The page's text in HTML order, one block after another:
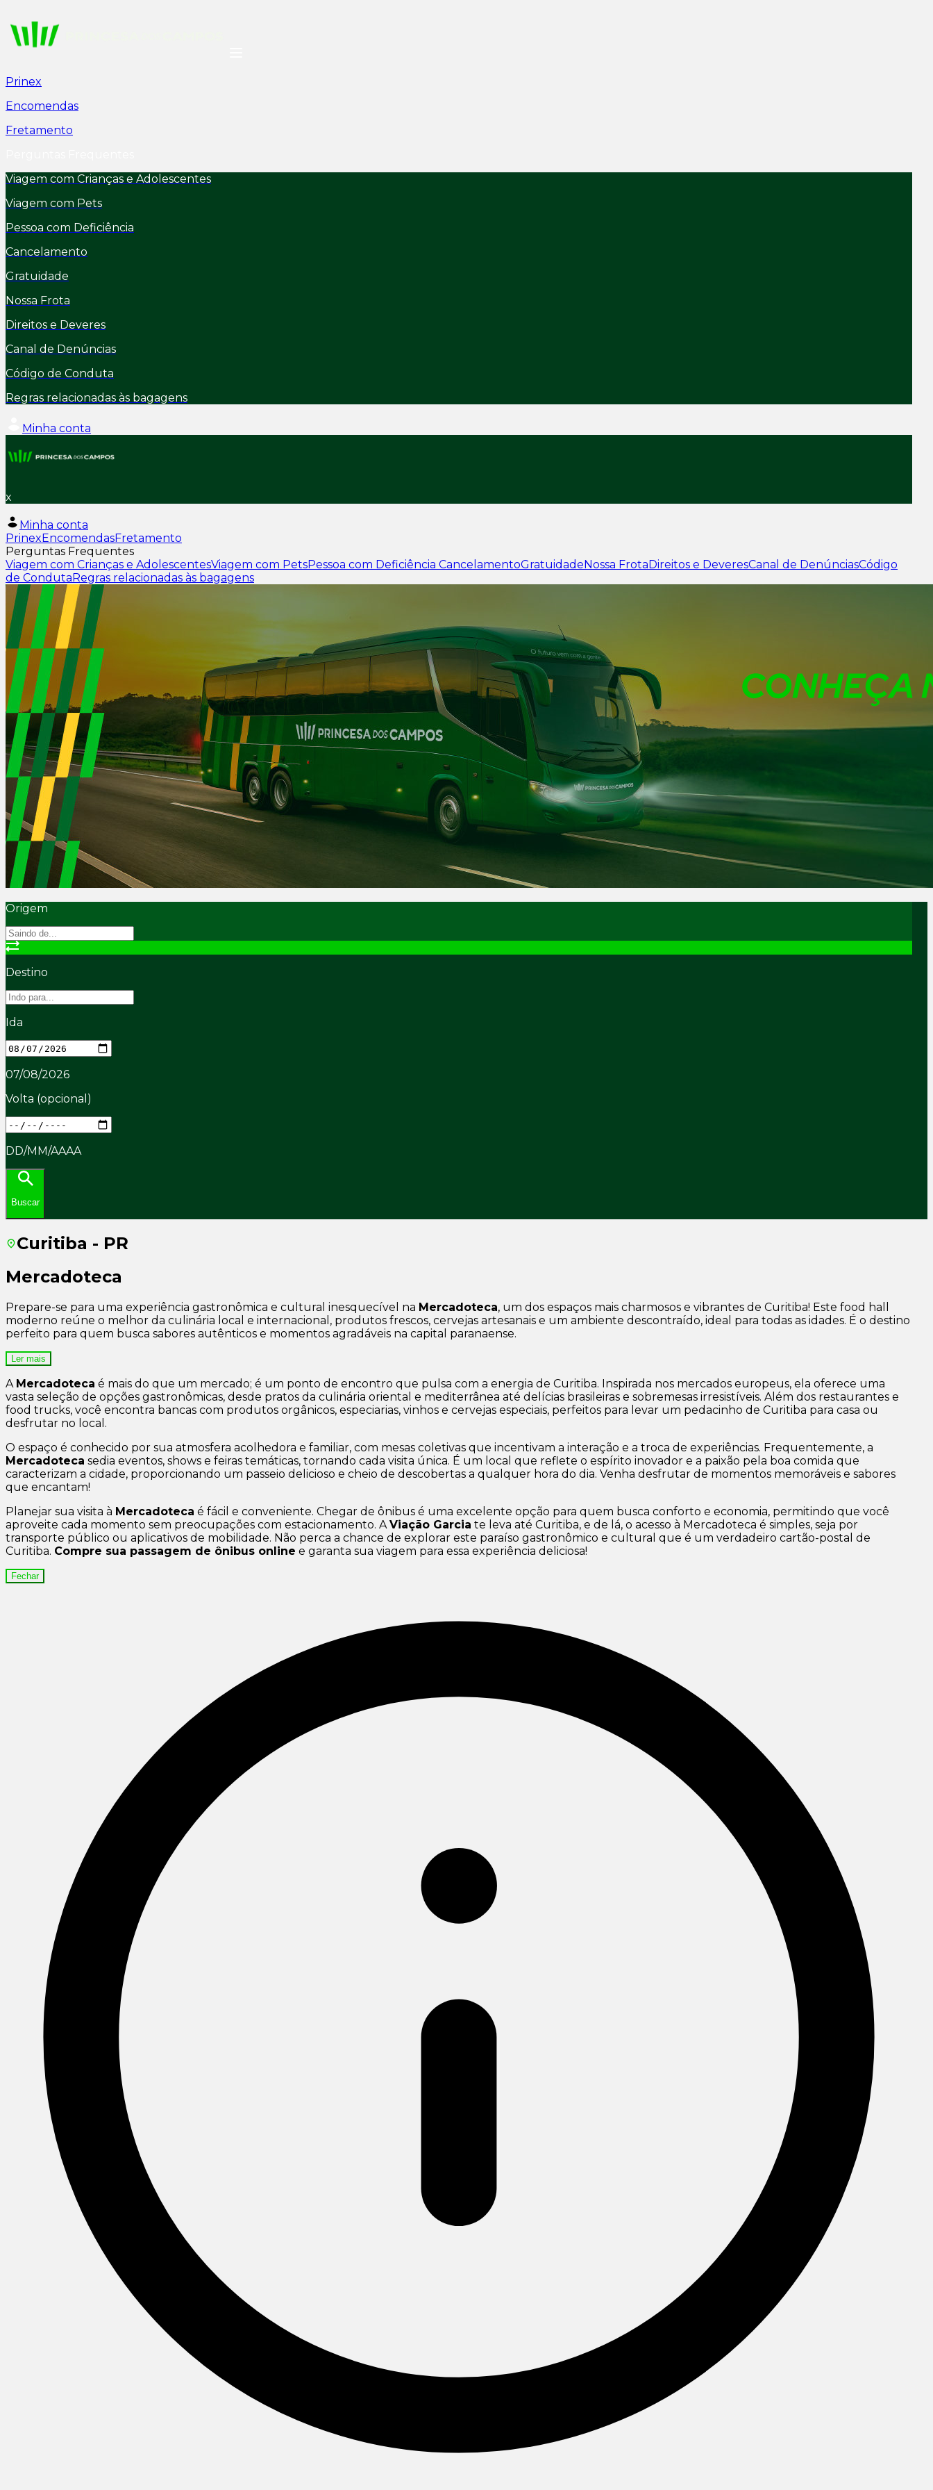
Prinex
Encomendas
Fretamento
Viagem com Crianças e Adolescentes
Viagem com Pets
Pessoa com Deficiência
Cancelamento
Gratuidade
Nossa Frota
Direitos e Deveres
Canal de Denúncias
Código de Conduta
Regras relacionadas às bagagens
Minha conta
x
Minha conta
PrinexEncomendasFretamento
Perguntas Frequentes
Viagem com Crianças e AdolescentesViagem com PetsPessoa com Deficiência CancelamentoGratuidadeNossa FrotaDireitos e DeveresCanal de DenúnciasCódigo
de CondutaRegras relacionadas às bagagens
Origem
Destino
Ida
07/08/2026
Volta (opcional)
DD/MM/AAAA
Buscar
Curitiba - PR
Mercadoteca
Prepare-se para uma experiência gastronômica e cultural inesquecível na Mercadoteca, um dos espaços mais charmosos e vibrantes de Curitiba! Este food hall
moderno reúne o melhor da culinária local e internacional, produtos frescos, cervejas artesanais e um ambiente descontraído, ideal para todas as idades. É o destino
perfeito para quem busca sabores autênticos e momentos agradáveis na capital paranaense.
Ler mais
A Mercadoteca é mais do que um mercado; é um ponto de encontro que pulsa com a energia de Curitiba. Inspirada nos mercados europeus, ela oferece uma
vasta seleção de opções gastronômicas, desde pratos da culinária oriental e mediterrânea até delícias brasileiras e sobremesas irresistíveis. Além dos restaurantes e
food trucks, você encontra bancas com produtos orgânicos, especiarias, vinhos e cervejas especiais, perfeitos para levar um pedacinho de Curitiba para casa ou
desfrutar no local.
O espaço é conhecido por sua atmosfera acolhedora e familiar, com mesas coletivas que incentivam a interação e a troca de experiências. Frequentemente, a
Mercadoteca sedia eventos, shows e feiras temáticas, tornando cada visita única. É um local que reflete o espírito inovador e a paixão pela boa comida que
caracterizam a cidade, proporcionando um passeio delicioso e cheio de descobertas a qualquer hora do dia. Venha desfrutar de momentos memoráveis e sabores
que encantam!
Planejar sua visita à Mercadoteca é fácil e conveniente. Chegar de ônibus é uma excelente opção para quem busca conforto e economia, permitindo que você
aproveite cada momento sem preocupações com estacionamento. AViação Garcia te leva até Curitiba, e de lá, o acesso à Mercadoteca é simples, seja por
transporte público ou aplicativos de mobilidade. Não perca a chance de explorar este paraíso gastronômico e cultural que é um verdadeiro cartão-postal de
Curitiba. Compre sua passagem de ônibus online e garanta sua viagem para essa experiência deliciosa!
Fechar